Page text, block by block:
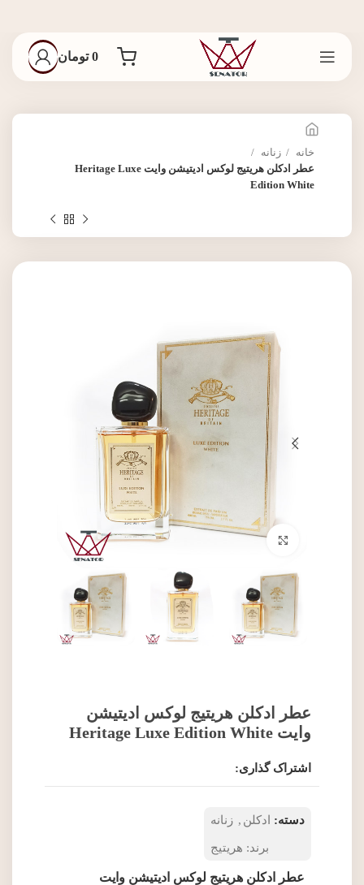
0 تومان
خانه
زنانه
عطر ادکلن هریتیج لوکس ادیتیشن وایت Heritage Luxe
Edition White
برای بزرگنمایی کلیک کنید
عطر ادکلن هریتیج لوکس ادیتیشن
وایت Heritage Luxe Edition White
اشتراک گذاری:
دسته: ادکلن , زنانه
برند: هریتیج
عطر ادکلن هریتیج لوکس ادیتیشن وایت